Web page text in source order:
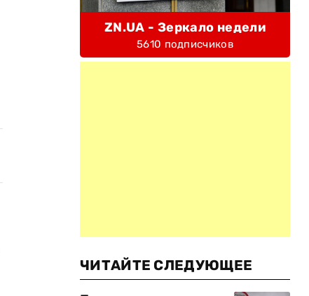
ZN.UA - Зеркало недели
5610 подписчиков
ЧИТАЙТЕ СЛЕДУЮЩЕЕ